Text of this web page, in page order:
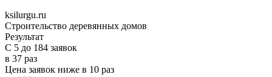
ksilurgu.ru
Строительство деревянных домов
Результат
С 5 до 184 заявок
в 37 раз
Цена заявок ниже в 10 раз